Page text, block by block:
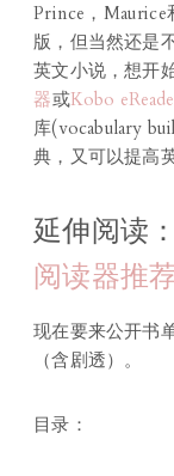
Prince，
版，但当然还是
英文小说，想开
器或Kobo
库(vocabulary
典，又可以提高
延伸阅读：
阅读器推荐
现在要来公开书
（含剧透）。
目录：